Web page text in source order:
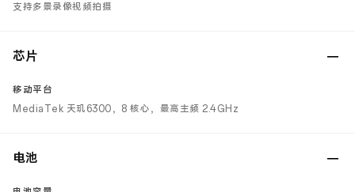
支持多景录像视频拍摄
芯片
移动平台
MediaTek 天玑6300，8 核心，最高主频 2.4GHz
电池